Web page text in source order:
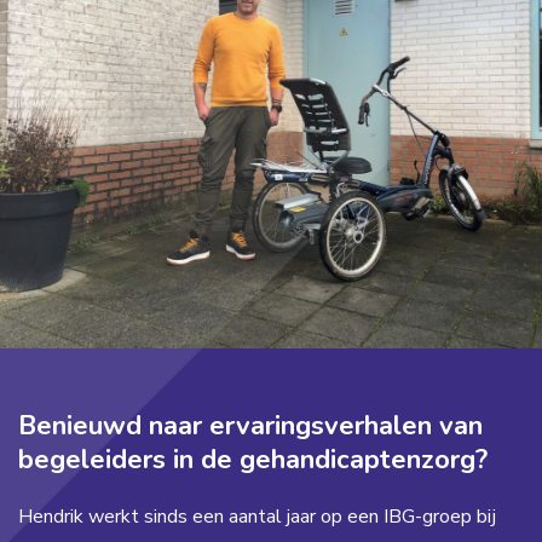
Benieuwd naar ervaringsverhalen van
begeleiders in de gehandicaptenzorg?
Hendrik werkt sinds een aantal jaar op een IBG-groep bij